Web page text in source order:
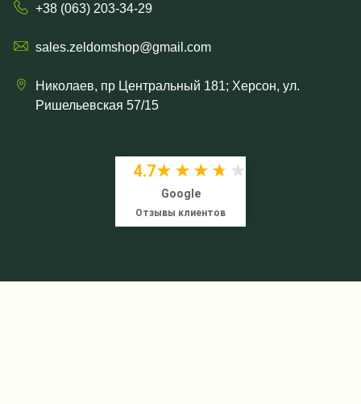
+38 (063) 203-34-29
sales.zeldomshop@gmail.com
Николаев, пр Центральный 181; Херсон, ул.
Ришельевская 57/15
4.7★★★★★
★★★★★
Google
Отзывы клиентов